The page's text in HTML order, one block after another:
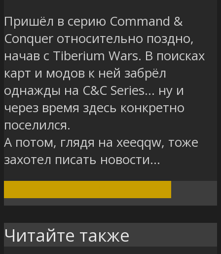
Пришёл в серию Command &
Conquer относительно поздно,
начав с Tiberium Wars. В поисках
карт и модов к ней забрёл
однажды на C&C Series... ну и
через время здесь конкретно
поселился.
А потом, глядя на xeeqqw, тоже
захотел писать новости...
Читайте также